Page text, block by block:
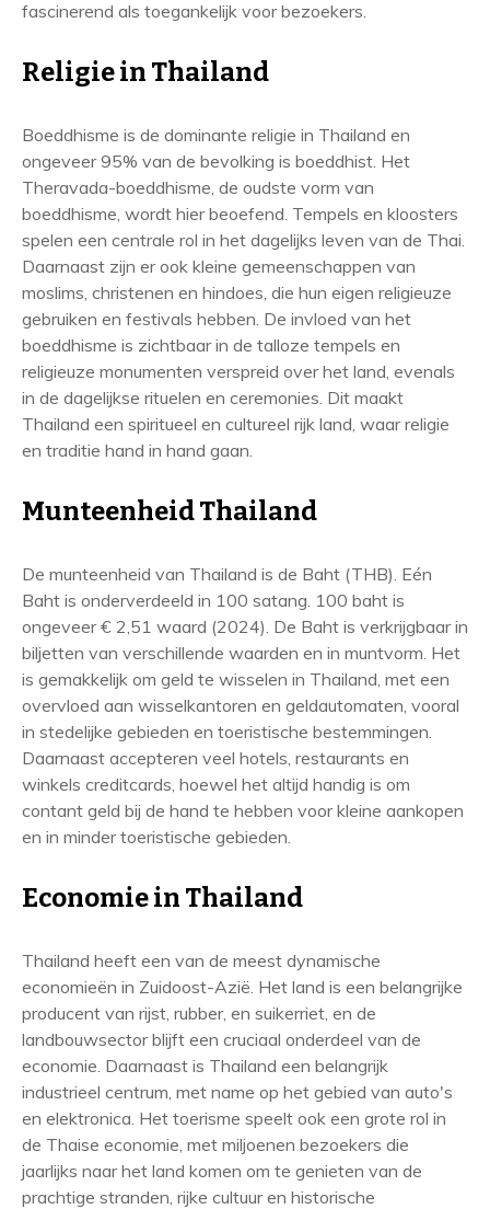
fascinerend als toegankelijk voor bezoekers.
Religie in Thailand
Boeddhisme is de dominante religie in Thailand en
ongeveer 95% van de bevolking is boeddhist. Het
Theravada-boeddhisme, de oudste vorm van
boeddhisme, wordt hier beoefend. Tempels en kloosters
spelen een centrale rol in het dagelijks leven van de Thai.
Daarnaast zijn er ook kleine gemeenschappen van
moslims, christenen en hindoes, die hun eigen religieuze
gebruiken en festivals hebben. De invloed van het
boeddhisme is zichtbaar in de talloze tempels en
religieuze monumenten verspreid over het land, evenals
in de dagelijkse rituelen en ceremonies. Dit maakt
Thailand een spiritueel en cultureel rijk land, waar religie
en traditie hand in hand gaan.
Munteenheid Thailand
De munteenheid van Thailand is de Baht (THB). Eén
Baht is onderverdeeld in 100 satang. 100 baht is
ongeveer € 2,51 waard (2024). De Baht is verkrijgbaar in
biljetten van verschillende waarden en in muntvorm. Het
is gemakkelijk om geld te wisselen in Thailand, met een
overvloed aan wisselkantoren en geldautomaten, vooral
in stedelijke gebieden en toeristische bestemmingen.
Daarnaast accepteren veel hotels, restaurants en
winkels creditcards, hoewel het altijd handig is om
contant geld bij de hand te hebben voor kleine aankopen
en in minder toeristische gebieden.
Economie in Thailand
Thailand heeft een van de meest dynamische
economieën in Zuidoost-Azië. Het land is een belangrijke
producent van rijst, rubber, en suikerriet, en de
landbouwsector blijft een cruciaal onderdeel van de
economie. Daarnaast is Thailand een belangrijk
industrieel centrum, met name op het gebied van auto's
en elektronica. Het toerisme speelt ook een grote rol in
de Thaise economie, met miljoenen bezoekers die
jaarlijks naar het land komen om te genieten van de
prachtige stranden, rijke cultuur en historische